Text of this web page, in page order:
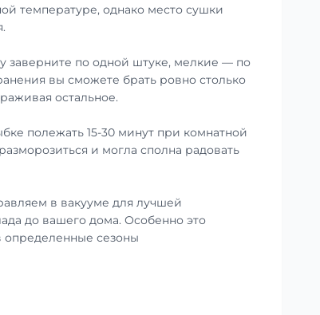
температуре, однако место сушки
заверните по одной штуке, мелкие — по
вы сможете брать ровно столько
остальное.
полежать 15-30 минут при комнатной
и могла сполна радовать
в вакууме для лучшей
до вашего дома. Особенно это
определенные сезоны